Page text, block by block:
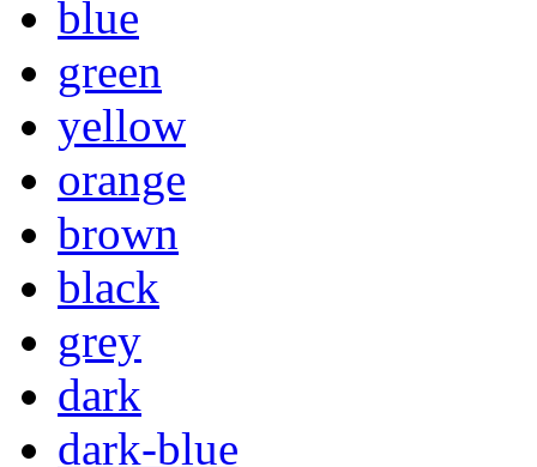
blue
green
yellow
orange
brown
black
grey
dark
dark-blue